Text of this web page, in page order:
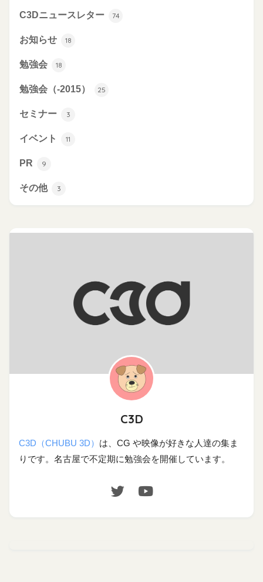
C3Dニュースレター 74
お知らせ 18
勉強会 18
勉強会（-2015） 25
セミナー 3
イベント 11
PR 9
その他 3
C3D
C3D（CHUBU 3D） は、CG や映像が好きな人達の集ま
りです。名古屋で不定期に勉強会を開催しています。